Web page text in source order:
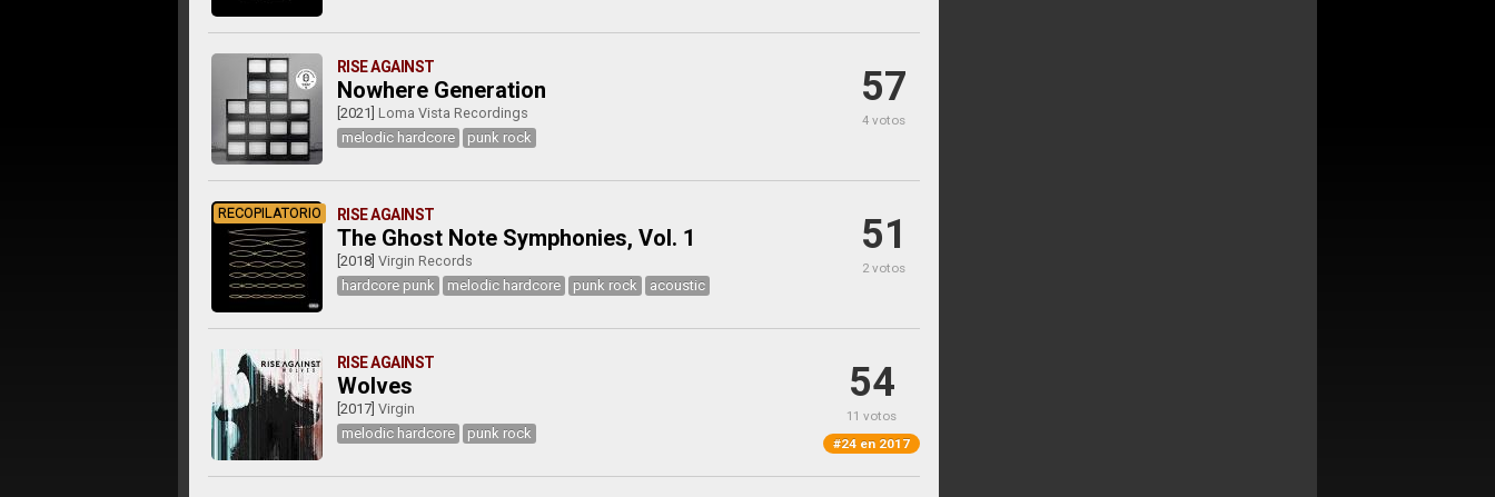
57
4 votos
RISE AGAINST
Nowhere Generation
[2021] Loma Vista Recordings
melodic hardcore
punk rock
51
2 votos
RECOPILATORIO RISE AGAINST
The Ghost Note Symphonies, Vol. 1
[2018] Virgin Records
hardcore punk
melodic hardcore punk rock acoustic
54
11 votos
#24 en 2017
RISE AGAINST
Wolves
[2017] Virgin
melodic hardcore
punk rock